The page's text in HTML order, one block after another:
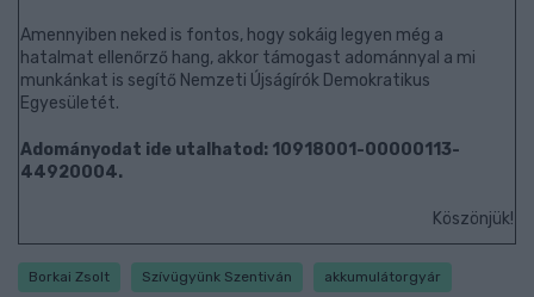
Amennyiben neked is fontos, hogy sokáig legyen még a
hatalmat ellenőrző hang, akkor támogast adománnyal a mi
munkánkat is segítő Nemzeti Újságírók Demokratikus
Egyesületét.
Adományodat ide utalhatod: 10918001-00000113-
44920004.
Köszönjük!
Borkai Zsolt Szívügyünk Szentiván akkumulátorgyár